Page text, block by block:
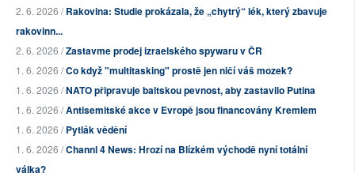
2. 6. 2026 /Rakovina: Studie prokázala, že „chytrý“ lék, který zbavuje
rakovinn...
2. 6. 2026 /Zastavme prodej izraelského spywaru v ČR
1. 6. 2026 /Co když "multitasking" prostě jen ničí váš mozek?
1. 6. 2026 /NATO připravuje baltskou pevnost, aby zastavilo Putina
1. 6. 2026 /Antisemitské akce v Evropě jsou financovány Kremlem
1. 6. 2026 /Pytlák vědění
1. 6. 2026 /Channl 4 News: Hrozí na Blízkém východě nyní totální
válka?